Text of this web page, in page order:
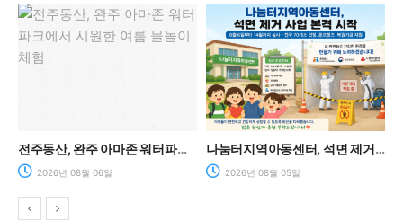
전주동산, 완주 아마존 워터파크에서 시원한 여름 물놀이 체험
2026년 08월 06일
나눔터지역아동센터, 석면 제거 사업 본격 시작… 안전한 돌봄환경 조성
2026년 08월 05일